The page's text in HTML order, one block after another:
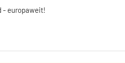
- europaweit!